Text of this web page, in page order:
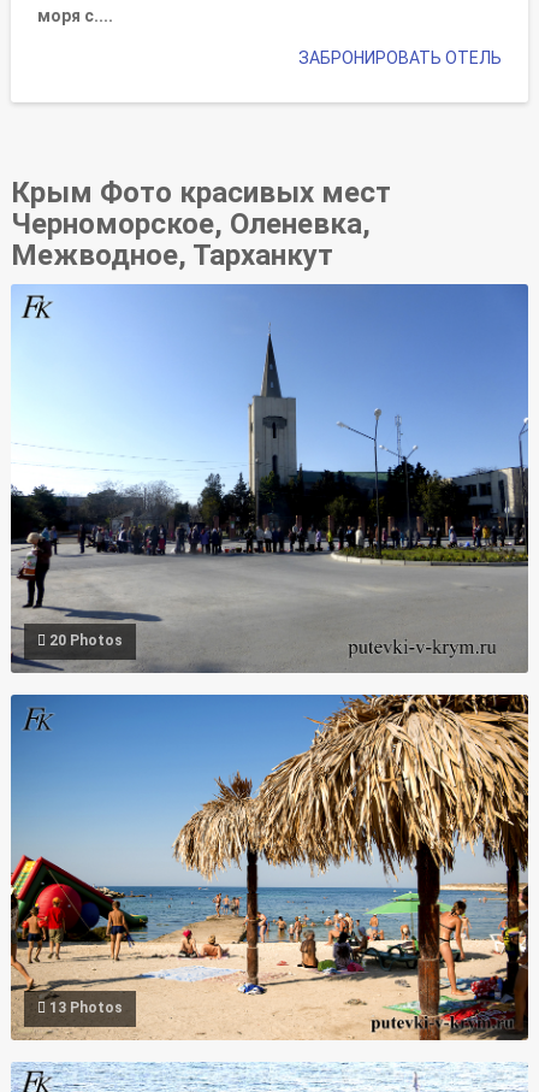
моря с....
ЗАБРОНИРОВАТЬ ОТЕЛЬ
Крым Фото красивых мест
Черноморское, Оленевка,
Межводное, Тарханкут
20 Photos
Фото Пасха 2017 Черноморское Крым
13 Photos
Фото песчаный пляж Рэбзик Черноморское Крым
Фото Чаша Любви Оленевка мыс Тарханкут Крым